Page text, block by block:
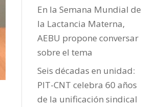
En la Semana Mundial de
la Lactancia Materna,
AEBU propone conversar
sobre el tema
Seis décadas en unidad:
PIT-CNT celebra 60 años
de la unificación sindical